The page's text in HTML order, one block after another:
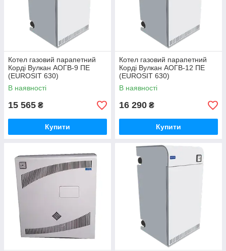
Котел газовий парапетний
Корді Вулкан АОГВ-9 ПЕ
(EUROSIT 630)
В наявності
15 565 ₴
Купити
Котел газовий парапетний
Корді Вулкан АОГВ-12 ПЕ
(EUROSIT 630)
В наявності
16 290 ₴
Купити